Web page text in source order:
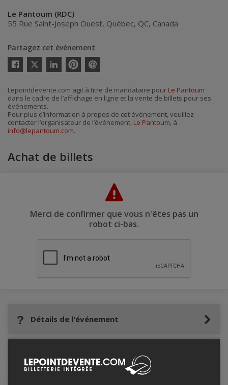
Le Pantoum (RDC)
55 Rue Saint-Joseph Ouest, Québec, QC, Canada
Partagez cet événement
Twitter
courriel
Lepointdevente.com agit à titre de mandataire pour Le Pantoum
dans le cadre de l’affichage en ligne et la vente de billets pour ses
événements.
Pour plus d’information à propos de cet événement, veuillez
contacter l’organisateur de l’événement, Le Pantoum, à
info@lepantoum.com.
Achat de billets
Merci de confirmer que vous n'êtes pas un
robot ci-bas.
Détails de l'événement